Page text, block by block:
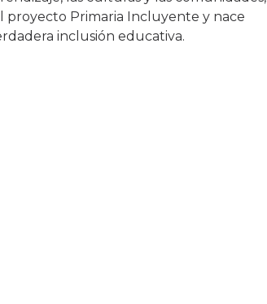
proyecto Primaria Incluyente y nace
inclusión educativa.